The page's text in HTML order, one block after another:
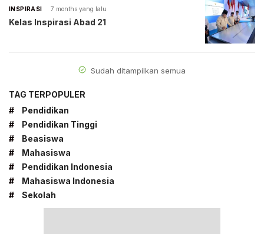
INSPIRASI 7 months yang lalu
Kelas Inspirasi Abad 21
Sudah ditampilkan semua
TAG TERPOPULER
#
Pendidikan
#
Pendidikan Tinggi
#
Beasiswa
#
Mahasiswa
#
Pendidikan Indonesia
#
Mahasiswa Indonesia
#
Sekolah